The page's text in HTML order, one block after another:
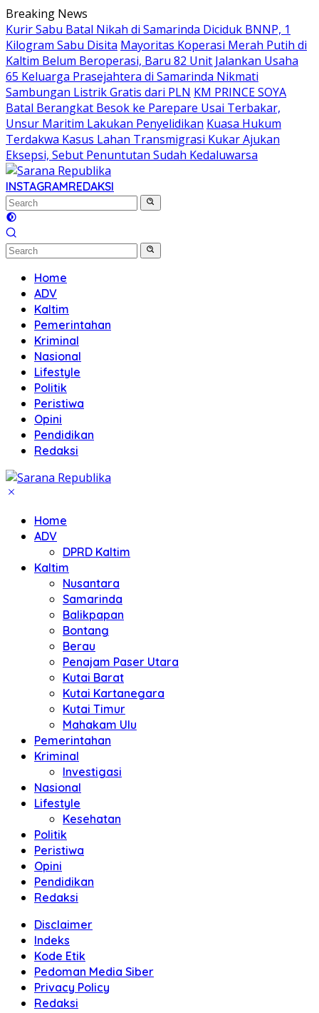
Skip
to
content
Breaking News
Kurir Sabu Batal Nikah di Samarinda Diciduk BNNP, 1
Kilogram Sabu Disita Mayoritas Koperasi Merah Putih di
Kaltim Belum Beroperasi, Baru 82 Unit Jalankan Usaha
65 Keluarga Prasejahtera di Samarinda Nikmati
Sambungan Listrik Gratis dari PLN KM PRINCE SOYA
Batal Berangkat Besok ke Parepare Usai Terbakar,
Unsur Maritim Lakukan Penyelidikan Kuasa Hukum
Terdakwa Kasus Lahan Transmigrasi Kukar Ajukan
Eksepsi, Sebut Penuntutan Sudah Kedaluwarsa
INSTAGRAMREDAKSI
Home
ADV
Kaltim
Pemerintahan
Kriminal
Nasional
Lifestyle
Politik
Peristiwa
Opini
Pendidikan
Redaksi
Home
ADV
DPRD Kaltim
Kaltim
Nusantara
Samarinda
Balikpapan
Bontang
Berau
Penajam Paser Utara
Kutai Barat
Kutai Kartanegara
Kutai Timur
Mahakam Ulu
Pemerintahan
Kriminal
Investigasi
Nasional
Lifestyle
Kesehatan
Politik
Peristiwa
Opini
Pendidikan
Redaksi
Disclaimer
Indeks
Kode Etik
Pedoman Media Siber
Privacy Policy
Redaksi